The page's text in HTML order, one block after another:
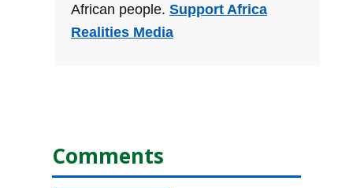
African people. Support Africa
Realities Media
Comments